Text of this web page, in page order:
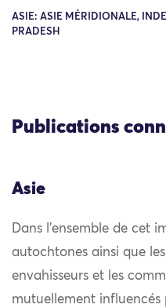
ASIE: ASIE MÉRIDIONALE,
PRADESH
Publications
Asie
Dans l’ensemble de cet
autochtones ainsi que
envahisseurs et les
mutuellement influencés